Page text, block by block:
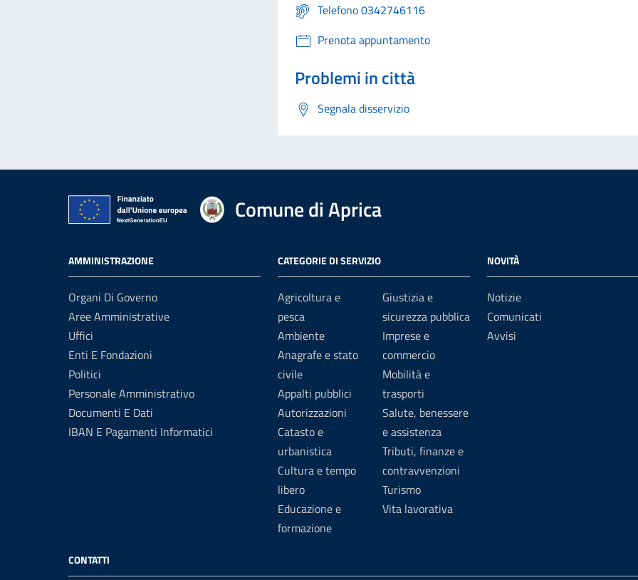
Telefono 0342746116
Prenota appuntamento
Problemi in città
Segnala disservizio
Comune di Aprica
AMMINISTRAZIONE
Organi Di Governo
Aree Amministrative
Uffici
Enti E Fondazioni
Politici
Personale Amministrativo
Documenti E Dati
IBAN E Pagamenti Informatici
CATEGORIE DI SERVIZIO
Agricoltura e
pesca
Ambiente
Anagrafe e stato
civile
Appalti pubblici
Autorizzazioni
Catasto e
urbanistica
Cultura e tempo
libero
Educazione e
formazione
Giustizia e
sicurezza pubblica
Imprese e
commercio
Mobilità e
trasporti
Salute, benessere
e assistenza
Tributi, finanze e
contravvenzioni
Turismo
Vita lavorativa
NOVITÀ
Notizie
Comunicati
Avvisi
CONTATTI